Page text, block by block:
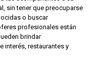
sin tener que preocuparse
o buscar
profesionales están
brindar
interés, restaurantes y